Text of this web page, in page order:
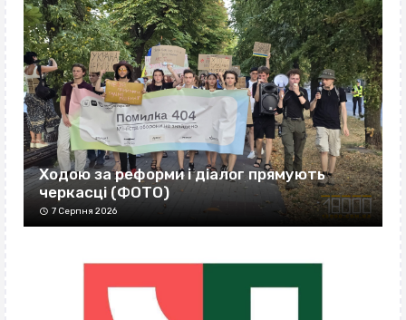
Ходою за реформи і діалог прямують
черкасці (ФОТО)
7 Серпня 2026